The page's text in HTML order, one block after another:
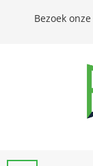
Bezoek onze